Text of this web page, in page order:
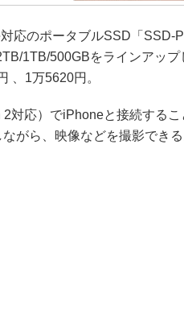
応のポータブルSSD「SSD-
1TB/500GBをラインアップ
、1万5620円。
応）でiPhoneと接続するこ
がら、映像などを撮影できる